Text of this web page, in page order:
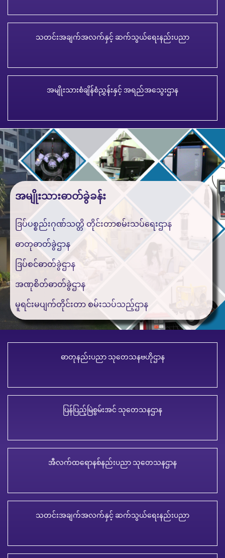
သတင်းအချက်အလက်နှင့် ဆက်သွယ်ရေးနည်းပညာ
အမျိုးသားစံချိန်စံညွှန်းနှင့် အရည်အသွေးဌာန
အမျိုးသားဓာတ်ခွဲခန်း
ဒြပ်ပစ္စည်းဂုဏ်သတ္တိ တိုင်းတာစမ်းသပ်ရေးဌာန
ဓာတုဓာတ်ခွဲဌာန
ဒြပ်စင်ဓာတ်ခွဲဌာန
အဏုစိတ်ဓာတ်ခွဲဌာန
မူရင်းမပျက်တိုင်းတာ စမ်းသပ်သည့်ဌာန
ဓာတုနည်းပညာ သုတေသနဗဟိုဌာန
ပြန်ပြည့်မြဲစွမ်းအင် သုတေသနဌာန
အီလက်ထရောနစ်နည်းပညာ သုတေသနဌာန
သတင်းအချက်အလက်နှင့် ဆက်သွယ်ရေးနည်းပညာ